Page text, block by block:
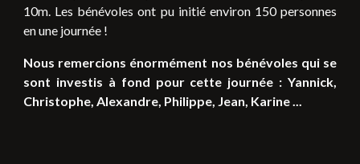
10m. Les bénévoles ont pu initié environ 150 personnes
en une journée !
Nous remercions énormément nos bénévoles qui se
sont investis à fond pour cette journée : Yannick,
Christophe, Alexandre, Philippe, Jean, Karine ...